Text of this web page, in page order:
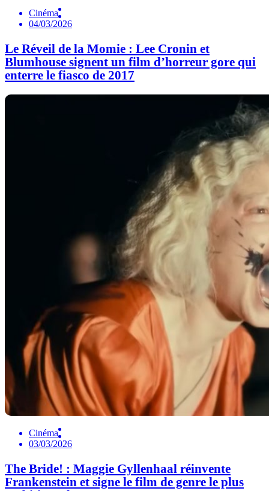
Cinéma
04/03/2026
Le Réveil de la Momie : Lee Cronin et
Blumhouse signent un film d’horreur gore qui
enterre le fiasco de 2017
Cinéma
03/03/2026
The Bride! : Maggie Gyllenhaal réinvente
Frankenstein et signe le film de genre le plus